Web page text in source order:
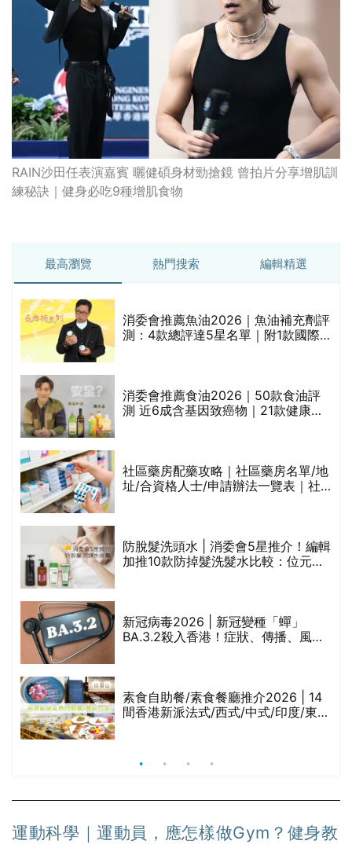
RAIN沙田任表演嘉賓 曬健碩身材勁搶鏡 曾拍片分享增肌訓
練秘訣｜健身必吃9種增肌食物
最高瀏覽 熱門搜索 編輯精選
消委會推薦魚油2026｜魚油補充劑評
測：4款總評達5星名單｜附1款國際
消委會推薦食油2026｜50款食油評
測 近6成含基因致癌物｜21款健康煮
社區藥房配藥攻略｜社區藥房名單/地
址/合資格人士/申請辦法一覽表｜社
防脫髮洗頭水 | 消委會5星推介！編輯
加推10款防掉髮洗髮水比較：位元
新冠病毒2026 | 新冠變種「蟬」
BA.3.2殺入香港！症狀、傳播、風險
素食自助餐/素食餐廳推介2026 | 14
間香港新派法式/西式/中式/印度/東南
運動科學｜運動員，應怎樣做Gym？健身教